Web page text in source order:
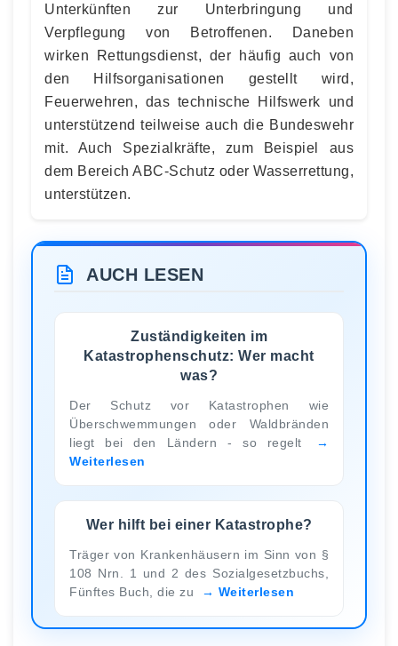
Unterkünften zur Unterbringung und
Verpflegung von Betroffenen. Daneben
wirken Rettungsdienst, der häufig auch von
den Hilfsorganisationen gestellt wird,
Feuerwehren, das technische Hilfswerk und
unterstützend teilweise auch die Bundeswehr
mit. Auch Spezialkräfte, zum Beispiel aus
dem Bereich ABC-Schutz oder Wasserrettung,
unterstützen.
AUCH LESEN
Zuständigkeiten im
Katastrophenschutz: Wer macht
was?
Der Schutz vor Katastrophen wie
Überschwemmungen oder Waldbränden
liegt bei den Ländern - so regelt
Weiterlesen
Wer hilft bei einer Katastrophe?
Träger von Krankenhäusern im Sinn von §
108 Nrn. 1 und 2 des Sozialgesetzbuchs,
Fünftes Buch, die zu
Weiterlesen